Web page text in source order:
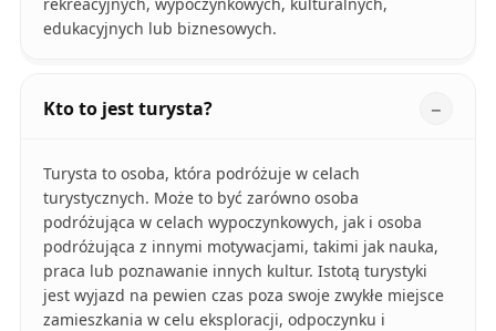
edukacyjnych lub biznesowych.
Kto to jest turysta?
Turysta to osoba, która podróżuje w celach
turystycznych. Może to być zarówno osoba
podróżująca w celach wypoczynkowych, jak i osoba
podróżująca z innymi motywacjami, takimi jak nauka,
praca lub poznawanie innych kultur. Istotą turystyki
jest wyjazd na pewien czas poza swoje zwykłe miejsce
zamieszkania w celu eksploracji, odpoczynku i